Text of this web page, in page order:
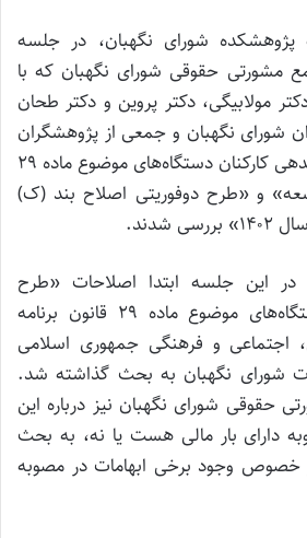
پژوهشکده شورای نگهبان، در جلسه
مجمع مشورتی حقوقی شورای نگهبان که با
مولابیگی، دکتر پروین و دکتر طحان
شورای نگهبان و جمعی از پژوهشگران
برگزار شد، «طرح ساماندهی کارکنان دستگاه‌های موضوع ماده ۲۹
و «طرح دوفوریتی اصلاح بند (ک)
این جلسه ابتدا اصلاحات «طرح
ساماندهی کارکنان دستگاه‌های موضوع ماده ۲۹ قانون برنامه
اجتماعی و فرهنگی جمهوری اسلامی
شورای نگهبان به بحث گذاشته شد.
حقوقی شورای نگهبان نیز درباره این
دارای بار مالی هست یا نه، به بحث
خصوص وجود برخی ابهامات در مصوبه